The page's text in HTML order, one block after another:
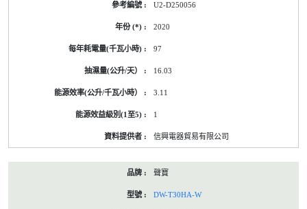
U2-D250056
2020
97
16.03
3.11
1
信興電器貿易有限公司
聲寶
DW-T30HA-W